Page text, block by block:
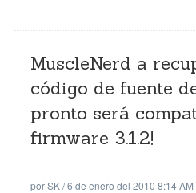
MuscleNerd a
código de fuente
pronto será
firmware 3.1.2!
porSK/6 de enero del 2010 8:14 AM